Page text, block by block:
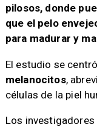
pilosos, donde
que el pelo
para madurar y
El estudio se
melanocitos,
células de la piel
Los